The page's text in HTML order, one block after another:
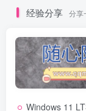
经验分享 分享
Windows 11